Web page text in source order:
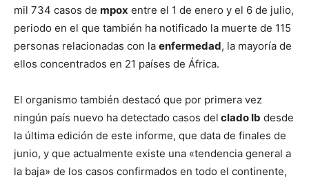
mil 734 casos de mpox entre el 1 de enero y el 6 de julio,
periodo en el que también ha notificado la muerte de 115
personas relacionadas con la enfermedad, la mayoría de
ellos concentrados en 21 países de África.
El organismo también destacó que por primera vez
ningún país nuevo ha detectado casos del clado Ib desde
la última edición de este informe, que data de finales de
junio, y que actualmente existe una «tendencia general a
la baja» de los casos confirmados en todo el continente,